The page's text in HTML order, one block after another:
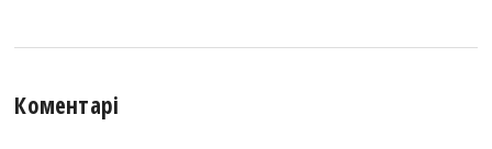
Коментарі